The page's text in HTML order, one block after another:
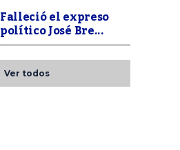
Falleció el expreso
político José Bre...
Ver todos